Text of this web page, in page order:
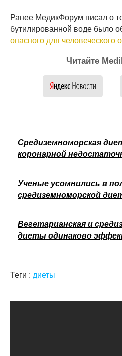
Ранее МедикФорум писал о
бутилированной воде было
опасного для человеческого
Читайте
Средиземноморская
коронарной
Ученые усомнились в
средиземноморской
Вегетарианская и
диеты одинаково
Теги : диеты